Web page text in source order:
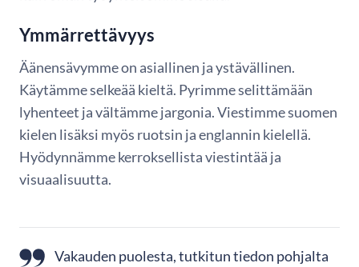
Ymmärrettävyys
Äänensävymme on asiallinen ja ystävällinen.
Käytämme selkeää kieltä. Pyrimme selittämään
lyhenteet ja vältämme jargonia. Viestimme suomen
kielen lisäksi myös ruotsin ja englannin kielellä.
Hyödynnämme kerroksellista viestintää ja
visuaalisuutta.
Vakauden puolesta, tutkitun tiedon pohjalta